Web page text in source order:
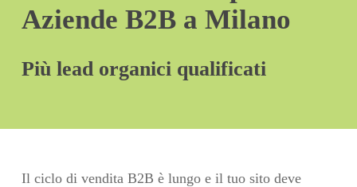
Aziende B2B a Milano
Più lead organici qualificati
Il ciclo di vendita B2B è lungo e il tuo sito deve